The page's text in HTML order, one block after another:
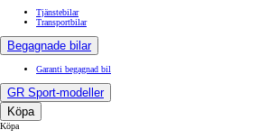
Tjänstebilar
Transportbilar
Begagnade bilar
Garanti begagnad bil
GR Sport-modeller
Köpa
Köpa